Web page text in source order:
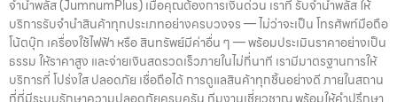
จำนำพลัส (JumnumPlus) เมื่อคุณต้องการเงินด่วน เราที่ รับจำนำพลัส ให้
บริการรับจำนำสินค้าทุกประเภทอย่างครบวงจร — ไม่ว่าจะเป็น โทรศัพท์มือถือ
โน้ตบุ๊ก เครื่องใช้ไฟฟ้า หรือ สินทรัพย์มีค่าอื่น ๆ — พร้อมประเมินราคาอย่างเป็น
ธรรม ให้ราคาสูง และจ่ายเงินสดรวดเร็วภายในไม่กี่นาที เรามีมาตรฐานการให้
บริการที่ โปร่งใส ปลอดภัย เชื่อถือได้ การดูแลสินค้าทุกชิ้นอย่างดี ภายในสถาน